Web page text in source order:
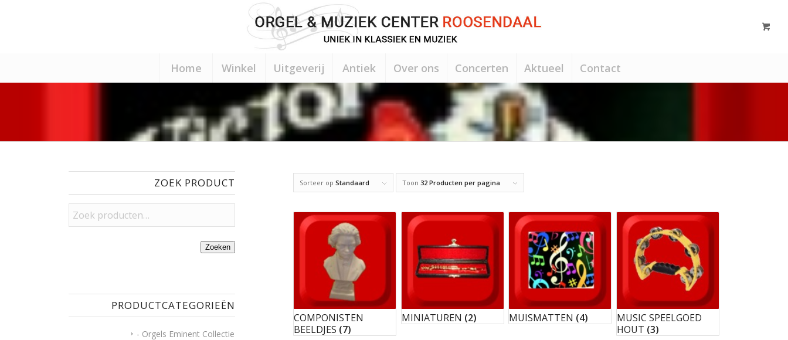
Home Winkel Uitgeverij Antiek Over ons Concerten Aktueel Contact
Sorteer opStandaard Toon32 Producten per pagina
COMPONISTEN
BEELDJES (7)
MINIATUREN (2) MUISMATTEN (4)
MUSIC SPEELGOED
HOUT (3)
ZOEK PRODUCT
Zoeken
PRODUCTCATEGORIEËN
- Orgels Eminent Collectie